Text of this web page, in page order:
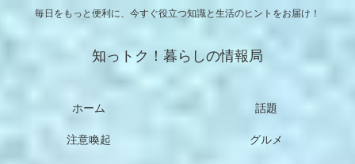
毎日をもっと便利に、今すぐ役立つ知識と生活のヒントをお届け！
知っトク！暮らしの情報局
ホーム 話題
注意喚起 グルメ